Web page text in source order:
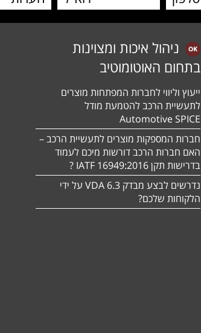
ניהול איכות ומצוינות
בתחום האוטומוטיב
ייעוץ וליווי לחברות המפתחות מוצרים
לתעשיית הרכב להטמעת מודל
Automotive SPICE
חברות המספקות מוצרים לתעשיית הרכב –
האם חברות הרכב דורשות מיכם לעמוד
בדרישות תקן 16949:2016 IATF ?
נדרשים לבצע מבדק VDA 6.3 על ידי
הלקוחות שלכם?